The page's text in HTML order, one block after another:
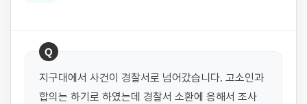
Q
지구대에서 사건이 경찰서로 넘어갔습니다. 고소인과
합의는 하기로 하였는데 경찰서 소환에 응해서 조사